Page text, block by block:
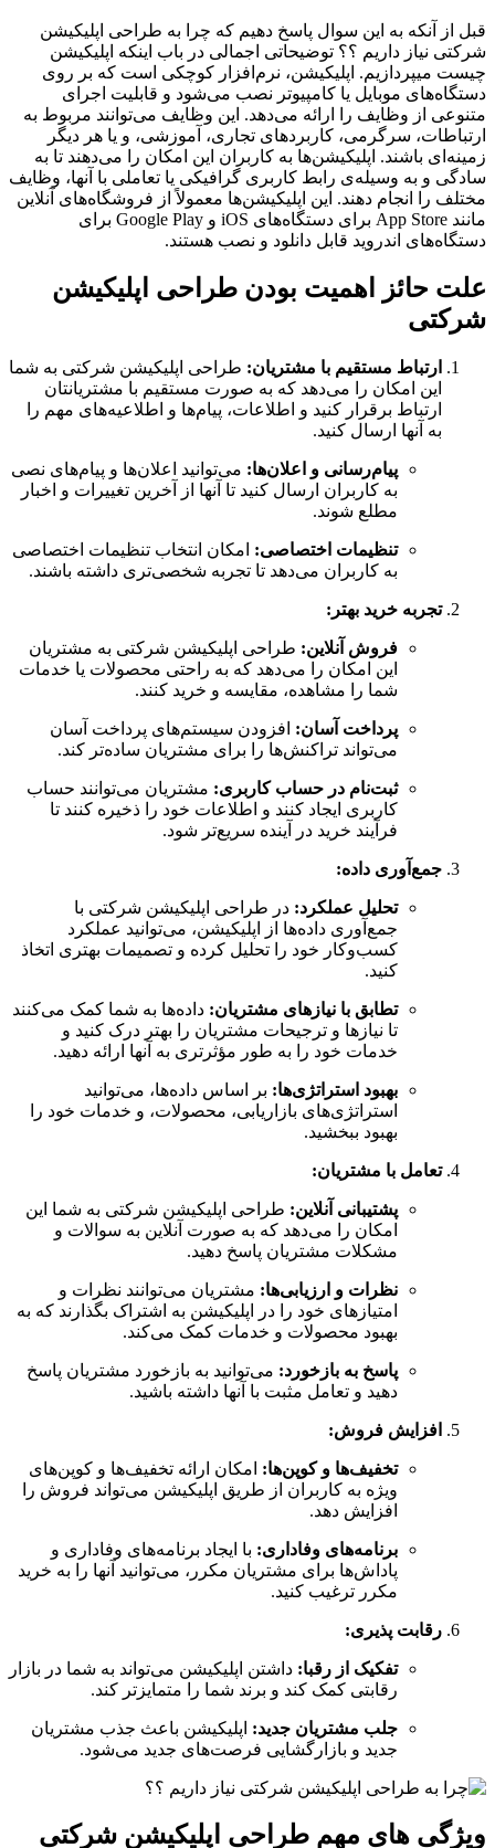
قبل از آنکه به این سوال پاسخ دهیم که چرا به طراحی اپلیکیشن‌
شرکتی نیاز داریم ؟؟ توضیحاتی اجمالی در باب اینکه اپلیکیشن
چیست میپردازیم. اپلیکیشن، نرم‌افزار کوچکی است که بر روی
دستگاه‌های موبایل یا کامپیوتر نصب می‌شود و قابلیت اجرای
متنوعی از وظایف را ارائه می‌دهد. این وظایف می‌توانند مربوط به
ارتباطات، سرگرمی، کاربردهای تجاری، آموزشی، و یا هر دیگر
زمینه‌ای باشند. اپلیکیشن‌ها به کاربران این امکان را می‌دهند تا به
سادگی و به وسیله‌ی رابط کاربری گرافیکی یا تعاملی با آنها، وظایف
مختلف را انجام دهند. این اپلیکیشن‌ها معمولاً از فروشگاه‌های آنلاین
مانند App Store برای دستگاه‌های iOS و Google Play برای
دستگاه‌های اندروید قابل دانلود و نصب هستند.
علت حائز اهمیت بودن طراحی اپلیکیشن
شرکتی
ارتباط مستقیم با مشتریان: طراحی اپلیکیشن‌ شرکتی به شما
این امکان را می‌دهد که به صورت مستقیم با مشتریانتان
ارتباط برقرار کنید و اطلاعات، پیام‌ها و اطلاعیه‌های مهم را
به آنها ارسال کنید.
پیام‌رسانی و اعلان‌ها: می‌توانید اعلان‌ها و پیام‌های نصی
به کاربران ارسال کنید تا آنها از آخرین تغییرات و اخبار
مطلع شوند.
تنظیمات اختصاصی: امکان انتخاب تنظیمات اختصاصی
به کاربران می‌دهد تا تجربه شخصی‌تری داشته باشند.
تجربه خرید بهتر :
فروش آنلاین: طراحی اپلیکیشن‌ شرکتی به مشتریان
این امکان را می‌دهد که به راحتی محصولات یا خدمات
شما را مشاهده، مقایسه و خرید کنند.
پرداخت آسان: افزودن سیستم‌های پرداخت آسان
می‌تواند تراکنش‌ها را برای مشتریان ساده‌تر کند.
ثبت‌نام در حساب کاربری: مشتریان می‌توانند حساب
کاربری ایجاد کنند و اطلاعات خود را ذخیره کنند تا
فرآیند خرید در آینده سریع‌تر شود.
جمع‌آوری داده:
تحلیل عملکرد: در طراحی اپلیکیشن‌ شرکتی با
جمع‌آوری داده‌ها از اپلیکیشن، می‌توانید عملکرد
کسب‌وکار خود را تحلیل کرده و تصمیمات بهتری اتخاذ
کنید.
تطابق با نیازهای مشتریان: داده‌ها به شما کمک می‌کنند
تا نیازها و ترجیحات مشتریان را بهتر درک کنید و
خدمات خود را به طور مؤثرتری به آنها ارائه دهید.
بهبود استراتژی‌ها: بر اساس داده‌ها، می‌توانید
استراتژی‌های بازاریابی، محصولات، و خدمات خود را
بهبود ببخشید.
تعامل با مشتریان:
پشتیبانی آنلاین: طراحی اپلیکیشن‌ شرکتی به شما این
امکان را می‌دهد که به صورت آنلاین به سوالات و
مشکلات مشتریان پاسخ دهید.
نظرات و ارزیابی‌ها: مشتریان می‌توانند نظرات و
امتیازهای خود را در اپلیکیشن به اشتراک بگذارند که به
بهبود محصولات و خدمات کمک می‌کند.
پاسخ به بازخورد: می‌توانید به بازخورد مشتریان پاسخ
دهید و تعامل مثبت با آنها داشته باشید.
افزایش فروش:
تخفیف‌ها و کوپن‌ها: امکان ارائه تخفیف‌ها و کوپن‌های
ویژه به کاربران از طریق اپلیکیشن می‌تواند فروش را
افزایش دهد.
برنامه‌های وفاداری: با ایجاد برنامه‌های وفاداری و
پاداش‌ها برای مشتریان مکرر، می‌توانید آنها را به خرید
مکرر ترغیب کنید.
رقابت پذیری:
تفکیک از رقبا: داشتن اپلیکیشن می‌تواند به شما در بازار
رقابتی کمک کند و برند شما را متمایزتر کند.
جلب مشتریان جدید: اپلیکیشن باعث جذب مشتریان
جدید و بازارگشایی فرصت‌های جدید می‌شود.
ویژگی های مهم طراحی اپلیکیشن‌ شرکتی